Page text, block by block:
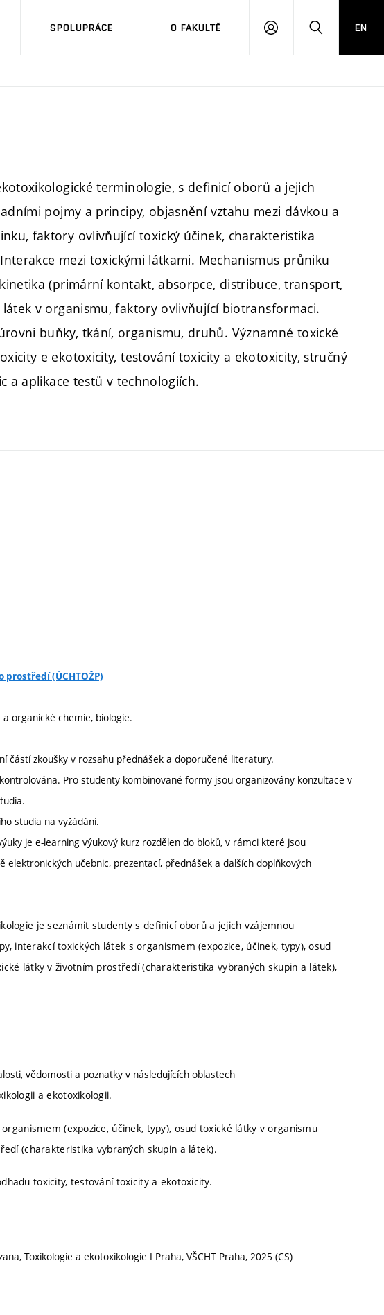
SPOLUPRÁCE O FAKULTĚ
PŘIHLÁSITHLEDAT
EN
terminologie, s definicí oborů a jejich
pojmy a principy, objasnění vztahu mezi dávkou a
faktory ovlivňující toxický účinek, charakteristika
mezi toxickými látkami. Mechanismus průniku
(primární kontakt, absorpce, distribuce, transport,
v organismu, faktory ovlivňující biotransformaci.
buňky, tkání, organismu, druhů. Významné toxické
e ekotoxicity, testování toxicity a ekotoxicity, stručný
a aplikace testů v technologiích.
(ÚCHTOŽP)
organické chemie, biologie.
částí zkoušky v rozsahu přednášek a doporučené literatury.
Pro studenty kombinované formy jsou organizovány konzultace v
studia na vyžádání.
je e-learning výukový kurz rozdělen do bloků, v rámci které jsou
učebnic, prezentací, přednášek a dalších doplňkových
je seznámit studenty s definicí oborů a jejich vzájemnou
interakcí toxických látek s organismem (expozice, účinek, typy), osud
látky v životním prostředí (charakteristika vybraných skupin a látek),
vědomosti a poznatky v následujících oblastech
a ekotoxikologii.
(expozice, účinek, typy), osud toxické látky v organismu
(charakteristika vybraných skupin a látek).
toxicity, testování toxicity a ekotoxicity.
Toxikologie a ekotoxikologie I Praha, VŠCHT Praha, 2025 (CS)